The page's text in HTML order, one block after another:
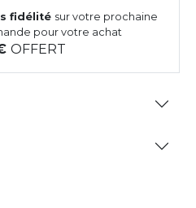
fidélité sur votre prochaine
pour votre achat
OFFERT